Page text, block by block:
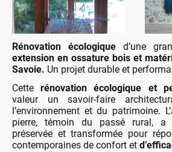
Rénovation écologique d’une
extension en ossature bois et
Savoie. Un projet durable et
Cetterénovation écologique et
valeur un savoir-faire
l’environnement et du patrimoine.
pierre, témoin du passé rural, a
préservée et transformée pour
contemporaines de confort et